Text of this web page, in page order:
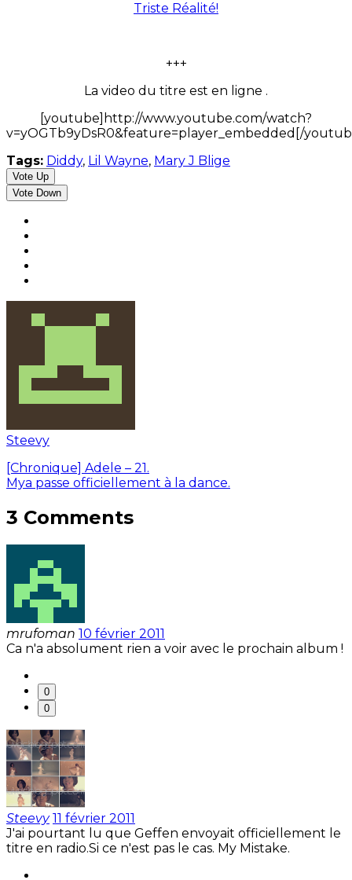
Triste Réalité!
+++
La video du titre est en ligne .
[youtube]http://www.youtube.com/watch?
v=yOGTb9yDsR0&feature=player_embedded[/
Tags: Diddy, Lil Wayne, Mary J Blige
Vote Up
Vote Down
Steevy
[Chronique] Adele – 21.
Mya passe officiellement à la dance.
3 Comments
mrufoman 10 février 2011
Ca n'a absolument rien a voir avec le prochain album !
0
0
Steevy 11 février 2011
J'ai pourtant lu que Geffen envoyait officiellement le
titre en radio.Si ce n'est pas le cas. My Mistake.